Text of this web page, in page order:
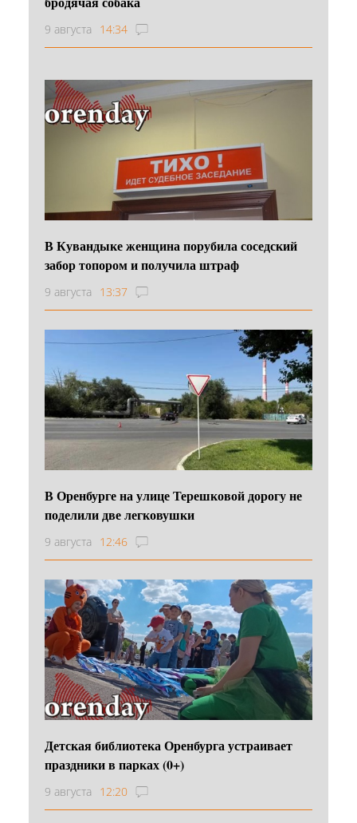
9 августа 14:34
В Кувандыке женщина порубила соседский
забор топором и получила штраф
9 августа 13:37
В Оренбурге на улице Терешковой дорогу не
поделили две легковушки
9 августа 12:46
Детская библиотека Оренбурга устраивает
праздники в парках (0+)
9 августа 12:20